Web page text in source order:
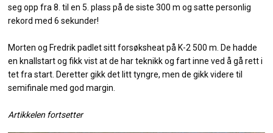
seg opp fra 8. til en 5. plass på de siste 300 m og satte personlig
rekord med 6 sekunder!
Morten og Fredrik padlet sitt forsøksheat på K-2 500 m. De hadde
en knallstart og fikk vist at de har teknikk og fart inne ved å gå rett i
tet fra start. Deretter gikk det litt tyngre, men de gikk videre til
semifinale med god margin.
Artikkelen fortsetter